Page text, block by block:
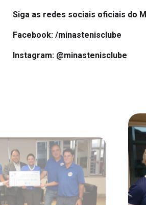
Siga as redes sociais oficiais do
Facebook: /minastenisclube
Instagram: @minastenisclube